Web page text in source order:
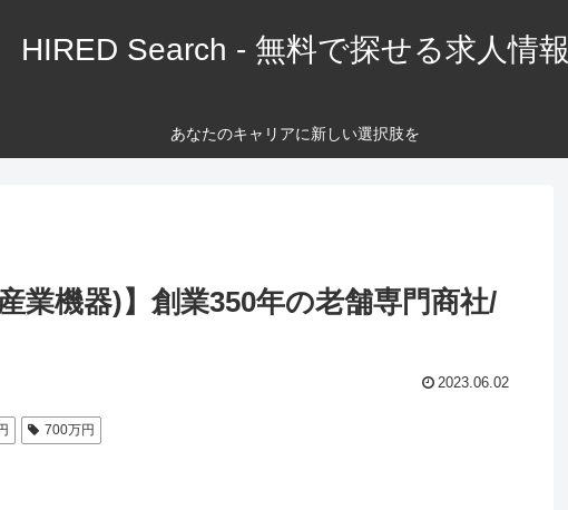
HIRED Search - 無料で探せる求人情報
あなたのキャリアに新しい選択肢を
業機器)】創業350年の老舗専門商社/
2023.06.02
700万円